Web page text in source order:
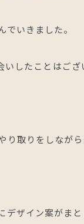
いきました。
したことはござ
取りをしながら
ザイン案がま